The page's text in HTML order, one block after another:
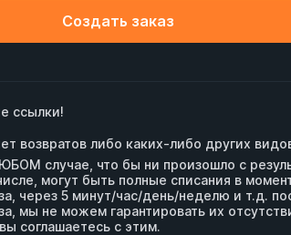
Создать заказ
ссылки!
возвратов либо каких-либо других
случае, что бы ни произошло с
могут быть полные списания в
через 5 минут/час/день/неделю и т.д.
мы не можем гарантировать их
соглашаетесь с этим.